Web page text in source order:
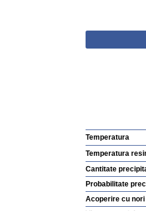
Temperatura
Temperatura
Cantitate
Probabilitate
Acoperire cu nori